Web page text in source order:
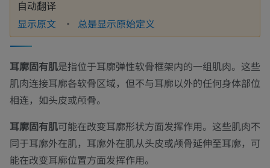
自动翻译
显示原文 总是显示原始定义
耳廓固有肌是指位于耳廓弹性软骨框架内的一组肌肉。这些
肌肉连接耳廓各软骨区域，但不与耳廓以外的任何身体部位
相连，如头皮或颅骨。
耳廓固有肌可能在改变耳廓形状方面发挥作用。这些肌肉不
同于耳廓外在肌，耳廓外在肌从头皮或颅骨延伸至耳廓，可
能在改变耳廓位置方面发挥作用。